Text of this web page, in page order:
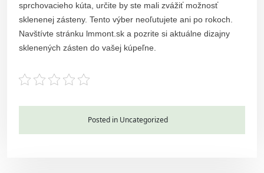
sprchovacieho kúta, určite by ste mali zvážiť možnosť
sklenenej zásteny. Tento výber neoľutujete ani po rokoch.
Navštívte stránku lmmont.sk a pozrite si aktuálne dizajny
sklenených zásten do vašej kúpeľne.
Posted in Uncategorized